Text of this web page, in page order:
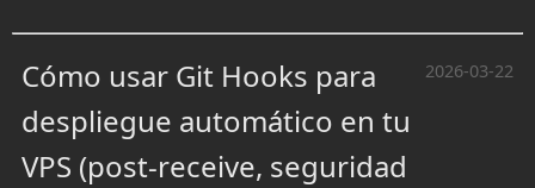
Cómo usar Git Hooks para
despliegue automático en tu
VPS (post-receive, seguridad
2026-03-22